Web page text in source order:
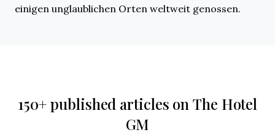
einigen unglaublichen Orten weltweit genossen.
150+ published articles on The Hotel
GM